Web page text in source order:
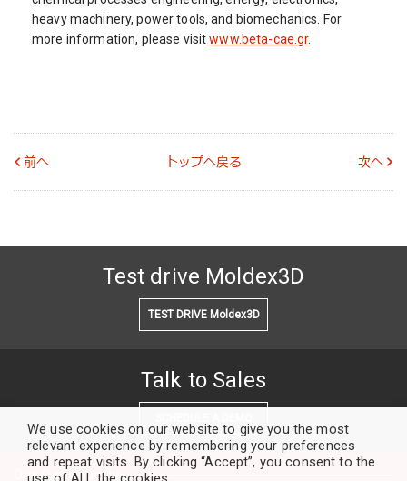
heavy machinery, power tools, and biomechanics. For
more information, please visitwww.beta-cae.gr.
前へ トップへ戻る 次へ
Test drive Moldex3D
TEST DRIVE Moldex3D
Talk to Sales
Our Community
We use cookies on our website to give you the most
relevant experience by remembering your preferences
and repeat visits. By clicking “Accept”, you consent to the